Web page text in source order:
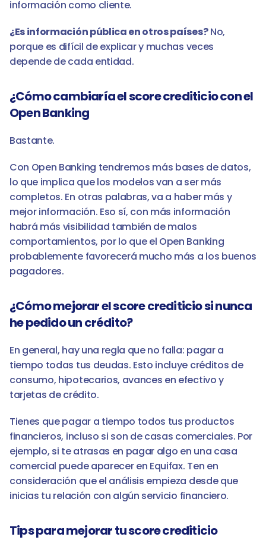
información como cliente.
¿Es información pública en otros países? No,
porque es difícil de explicar y muchas veces
depende de cada entidad.
¿Cómo cambiaría el score crediticio con el
Open Banking
Bastante.
Con Open Banking tendremos más bases de datos,
lo que implica que los modelos van a ser más
completos. En otras palabras, va a haber más y
mejor información. Eso sí, con más información
habrá más visibilidad también de malos
comportamientos, por lo que el Open Banking
probablemente favorecerá mucho más a los buenos
pagadores.
¿Cómo mejorar el score crediticio si nunca
he pedido un crédito?
En general, hay una regla que no falla: pagar a
tiempo todas tus deudas. Esto incluye créditos de
consumo, hipotecarios, avances en efectivo y
tarjetas de crédito.
Tienes que pagar a tiempo todos tus productos
financieros, incluso si son de casas comerciales. Por
ejemplo, si te atrasas en pagar algo en una casa
comercial puede aparecer en Equifax. Ten en
consideración que el análisis empieza desde que
inicias tu relación con algún servicio financiero.
Tips para mejorar tu score crediticio